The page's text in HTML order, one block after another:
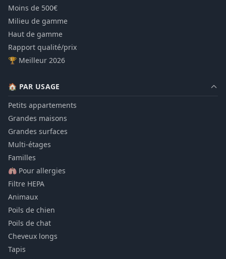
Moins de 500€
Milieu de gamme
Haut de gamme
Rapport qualité/prix
🏆 Meilleur 2026
🏠 PAR USAGE
Petits appartements
Grandes maisons
Grandes surfaces
Multi-étages
Familles
🫁 Pour allergies
Filtre HEPA
Animaux
Poils de chien
Poils de chat
Cheveux longs
Tapis